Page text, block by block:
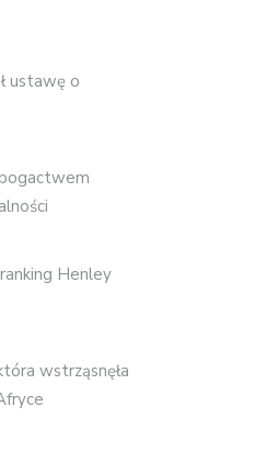
ustawę o
Henley
wstrząsnęła